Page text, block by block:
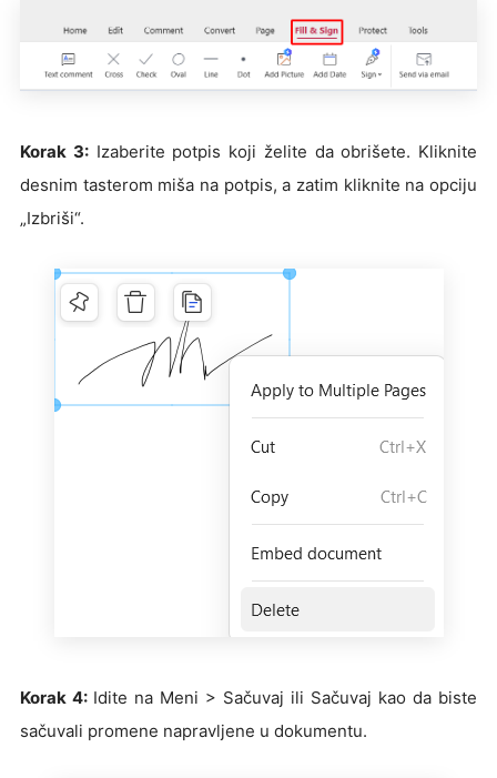
Korak 3:Izaberite potpis koji želite da obrišete. Kliknite
desnim tasterom miša na potpis, a zatim kliknite na opciju
„Izbriši“.
Korak 4: Idite na Meni > Sačuvaj ili Sačuvaj kao da biste
sačuvali promene napravljene u dokumentu.